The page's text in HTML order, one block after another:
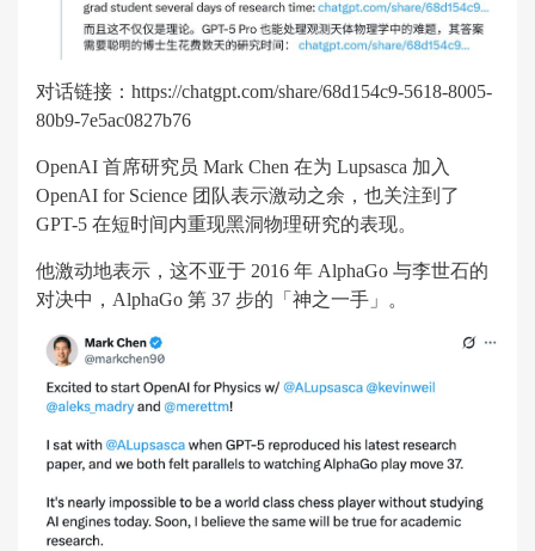
对话链接：https://chatgpt.com/share/68d154c9-5618-8005-
80b9-7e5ac0827b76
OpenAI 首席研究员 Mark Chen 在为 Lupsasca 加入
OpenAI for Science 团队表示激动之余，也关注到了
GPT-5 在短时间内重现黑洞物理研究的表现。
他激动地表示，这不亚于 2016 年 AlphaGo 与李世石的
对决中，AlphaGo 第 37 步的「神之一手」。